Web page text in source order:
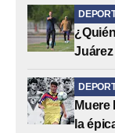
Juárez
la